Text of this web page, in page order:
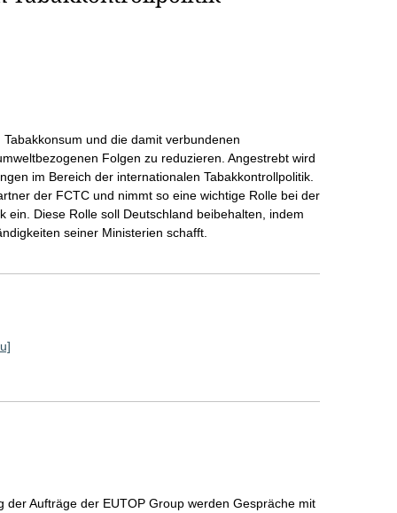
und die damit verbundenen
Folgen zu reduzieren. Angestrebt wird
im Bereich der internationalen Tabakkontrollpolitik.
der FCTC und nimmt so eine wichtige Rolle bei der
ein. Diese Rolle soll Deutschland beibehalten, indem
seiner Ministerien schafft.
Aufträge der EUTOP Group werden Gespräche mit